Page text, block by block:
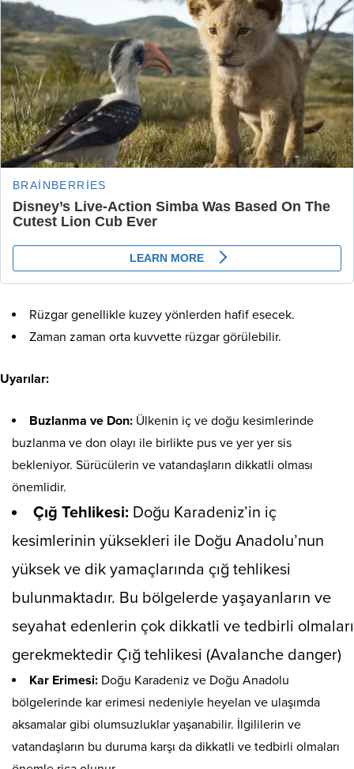
Rüzgar genellikle kuzey yönlerden hafif esecek.
Zaman zaman orta kuvvette rüzgar görülebilir.
Uyarılar:
Buzlanma ve Don: Ülkenin iç ve doğu kesimlerinde
buzlanma ve don olayı ile birlikte pus ve yer yer sis
bekleniyor. Sürücülerin ve vatandaşların dikkatli olması
önemlidir.
Çığ Tehlikesi: Doğu Karadeniz’in iç
kesimlerinin yüksekleri ile Doğu Anadolu’nun
yüksek ve dik yamaçlarında çığ tehlikesi
bulunmaktadır. Bu bölgelerde yaşayanların ve
seyahat edenlerin çok dikkatli ve tedbirli olmaları
gerekmektedir Çığ tehlikesi (Avalanche danger)
Kar Erimesi: Doğu Karadeniz ve Doğu Anadolu
bölgelerinde kar erimesi nedeniyle heyelan ve ulaşımda
aksamalar gibi olumsuzluklar yaşanabilir. İlgililerin ve
vatandaşların bu duruma karşı da dikkatli ve tedbirli olmaları